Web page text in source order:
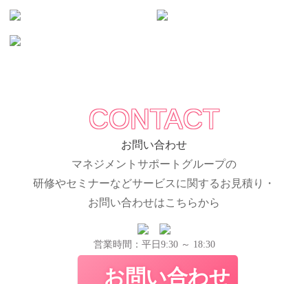
CONTACT
お問い合わせ
マネジメントサポートグループの
研修やセミナーなどサービスに関するお見積り・
お問い合わせはこちらから
営業時間：平日9:30 ～ 18:30
お問い合わせ